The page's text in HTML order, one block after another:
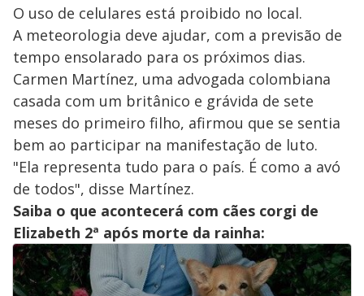
O uso de celulares está proibido no local.
A meteorologia deve ajudar, com a previsão de
tempo ensolarado para os próximos dias.
Carmen Martínez, uma advogada colombiana
casada com um britânico e grávida de sete
meses do primeiro filho, afirmou que se sentia
bem ao participar na manifestação de luto.
"Ela representa tudo para o país. É como a avó
de todos", disse Martínez.
Saiba o que acontecerá com cães corgi de
Elizabeth 2ª após morte da rainha: